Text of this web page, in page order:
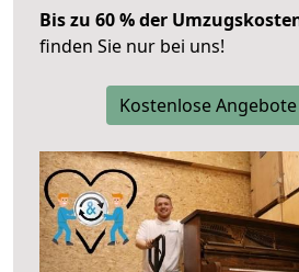
Bis zu 60 % der
finden Sie nur bei uns!
Kostenlose